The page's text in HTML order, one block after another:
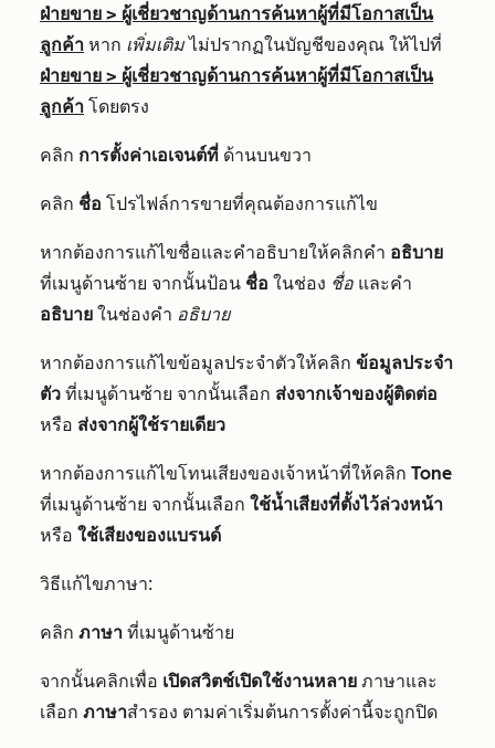
ฝ่ายขาย > ผู้เชี่ยวชาญด้านการค้นหาผู้ที่มีโอกาสเป็น
ลูกค้า หาก เพิ่มเติมไม่ปรากฏในบัญชีของคุณ ให้ไปที่
ฝ่ายขาย > ผู้เชี่ยวชาญด้านการค้นหาผู้ที่มีโอกาสเป็น
ลูกค้า โดยตรง
คลิก การตั้งค่าเอเจนต์ที่ ด้านบนขวา
คลิก ชื่อ โปรไฟล์การขายที่คุณต้องการแก้ไข
หากต้องการแก้ไขชื่อและคำอธิบายให้คลิกคำ อธิบาย
ที่เมนูด้านซ้าย จากนั้นป้อน ชื่อ ในช่อง ชื่อ และคำ
อธิบาย ในช่องคำ อธิบาย
หากต้องการแก้ไขข้อมูลประจำตัวให้คลิก ข้อมูลประจำ
ตัว ที่เมนูด้านซ้าย จากนั้นเลือก ส่งจากเจ้าของผู้ติดต่อ
หรือ ส่งจากผู้ใช้รายเดียว
หากต้องการแก้ไขโทนเสียงของเจ้าหน้าที่ให้คลิก Tone
ที่เมนูด้านซ้าย จากนั้นเลือก ใช้น้ำเสียงที่ตั้งไว้ล่วงหน้า
หรือ ใช้เสียงของแบรนด์
วิธีแก้ไขภาษา:
คลิก ภาษา ที่เมนูด้านซ้าย
จากนั้นคลิกเพื่อ เปิดสวิตช์เปิดใช้งานหลาย ภาษาและ
เลือก ภาษาสำรอง ตามค่าเริ่มต้นการตั้งค่านี้จะถูกปิด